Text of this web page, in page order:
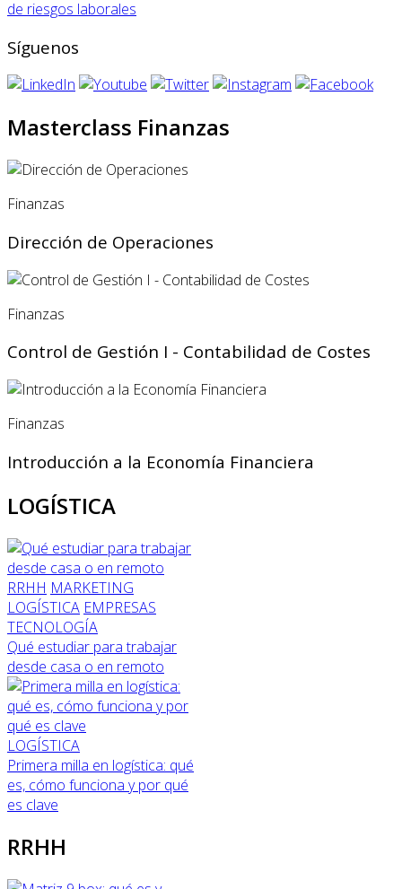
de riesgos laborales
Síguenos
Masterclass Finanzas
Finanzas
Dirección de Operaciones
Finanzas
Control de Gestión I - Contabilidad de Costes
Finanzas
Introducción a la Economía Financiera
LOGÍSTICA
RRHH MARKETING
LOGÍSTICA EMPRESAS
TECNOLOGÍA
Qué estudiar para trabajar
desde casa o en remoto
LOGÍSTICA
Primera milla en logística: qué
es, cómo funciona y por qué
es clave
RRHH